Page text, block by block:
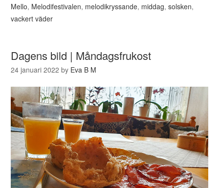
Mello, Melodifestivalen, melodikryssande, middag,solsken,
vackert väder
Dagens bild | Måndagsfrukost
24 januari 2022 by Eva B M